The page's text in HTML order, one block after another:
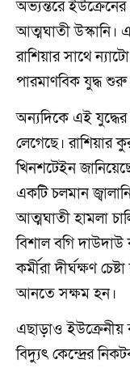
অভ্যন্তরে
আত্মঘাতী উস্কানি।
রাশিয়ার সাথে
পারমাণবিক যুদ্ধ
অন্যদিকে এই
লেগেছে। রাশিয়ার
খিনশটেইন
একটি চলমান
আত্মঘাতী হামলা
বিশাল বগি দাউদাউ
কর্মীরা দীর্ঘক্ষণ
আনতে সক্ষম হন।
এছাড়াও ইউক্রেনীয়
বিদ্যুৎ কেন্দ্রের